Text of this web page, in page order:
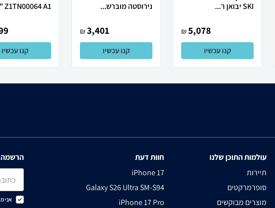
SKI יבואן ר...
5,078
₪
קנו עכשיו
נירוסטה מוברש...
3,401
₪
קנו עכשיו
Z1TN00064 A1...
קנו עכשיו
עולמות התוכן שלנו
תיירות
סופרמרקטים
מוצרים מבוקשים
חוות דעת
iPhone 17
Galaxy S26 Ultra SM-S94
iPhone 17 Pro
הרשמה
אני